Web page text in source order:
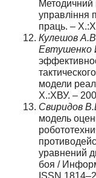
Методичний
управління
праць. –
Кулешов
Евтушенко
модели
Х.:ХВУ. –
Свиридов
модель
уравнений
боя /
ISSN